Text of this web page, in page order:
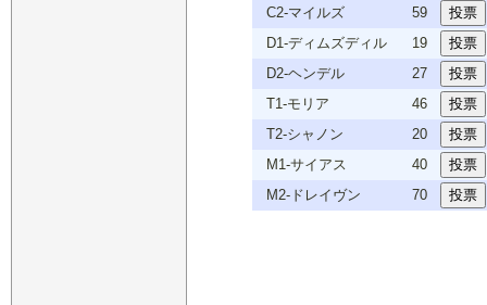
C2-マイルズ
59
D1-ディムズディル
19
D2-ヘンデル
27
T1-モリア
46
T2-シャノン
20
M1-サイアス
40
M2-ドレイヴン
70